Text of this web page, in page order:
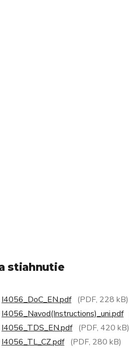
stiahnutie
I4056_DoC_EN.pdf (PDF, 228 kB)
I4056_Navod(Instructions)_uni.pdf
I4056_TDS_EN.pdf (PDF, 420 kB)
I4056_TL_CZ.pdf (PDF, 280 kB)